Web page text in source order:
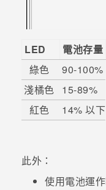
LED
電池存量
綠色
90-100%
淺橘色
15-89%
紅色
14% 以下
此外：
使用電池運